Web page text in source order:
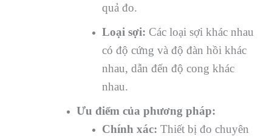
quả đo.
Loại sợi: Các loại sợi khác nhau
có độ cứng và độ đàn hồi khác
nhau, dẫn đến độ cong khác
nhau.
Ưu điểm của phương pháp:
Chính xác: Thiết bị đo chuyên